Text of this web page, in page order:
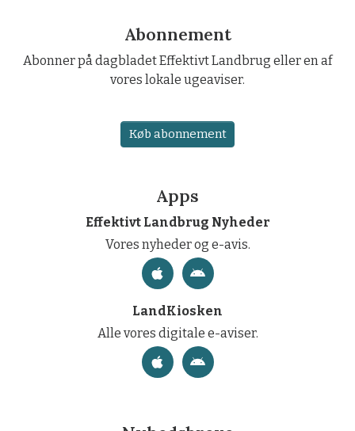
Abonnement
Abonner på dagbladet Effektivt Landbrug eller en af
vores lokale ugeaviser.
Køb abonnement
Apps
Effektivt Landbrug Nyheder
Vores nyheder og e-avis.
LandKiosken
Alle vores digitale e-aviser.